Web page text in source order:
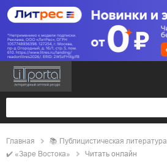
Главная 📚 публицистическая литература
✔️ «Заре Востока» Читать онлайн